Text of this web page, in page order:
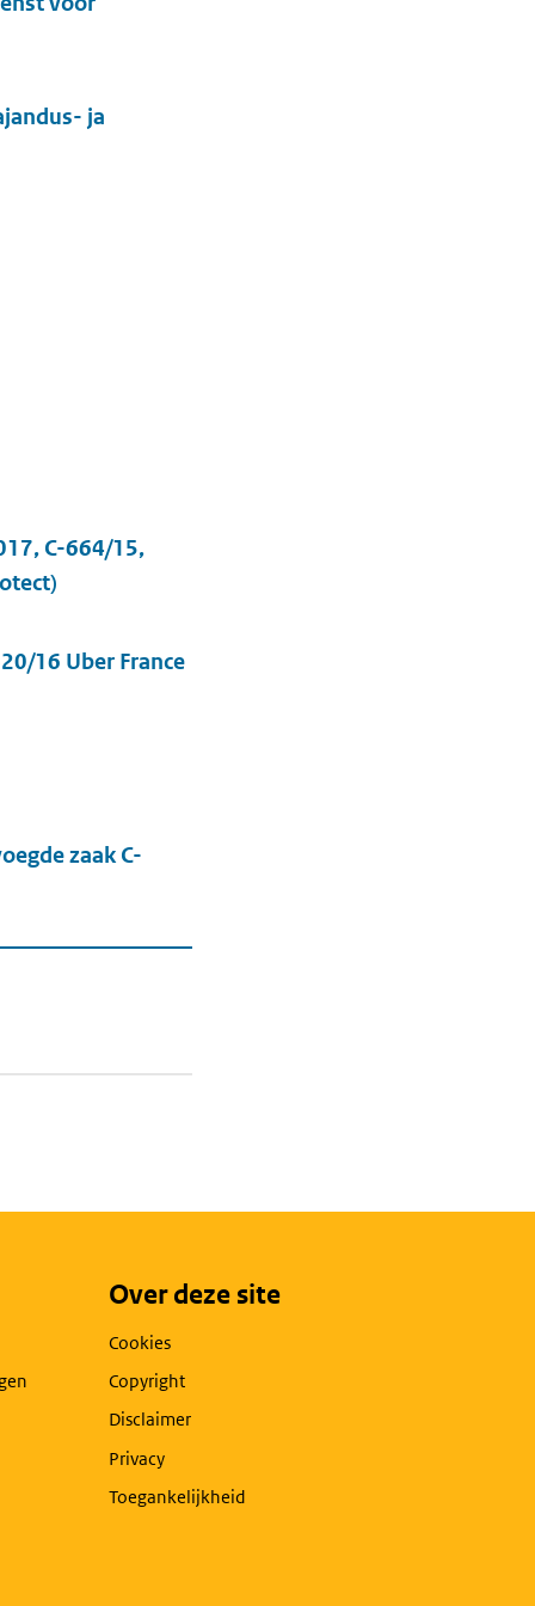
ja
C-664/15,
16 Uber France
zaak C-
Over deze site
Cookies
Copyright
Disclaimer
Privacy
Toegankelijkheid